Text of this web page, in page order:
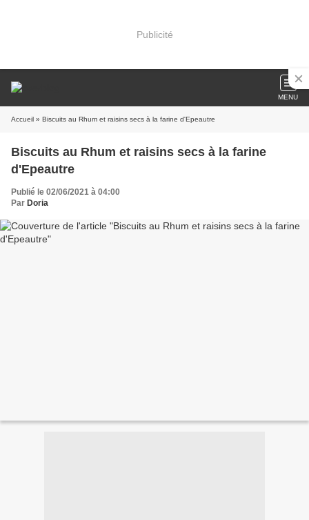
Publicité
MENU
Accueil » Biscuits au Rhum et raisins secs à la farine d'Epeautre
Biscuits au Rhum et raisins secs à la farine
d'Epeautre
Publié le 02/06/2021 à 04:00
Par Doria